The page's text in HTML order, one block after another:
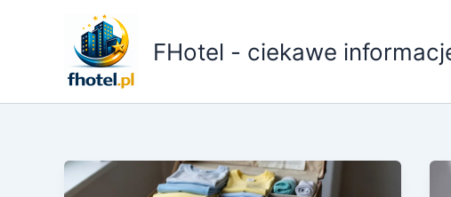
FHotel - ciekawe